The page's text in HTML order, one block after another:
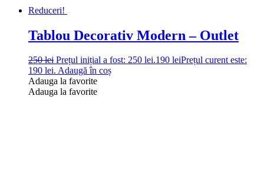
Reduceri!
Tablou Decorativ Modern – Outlet
250lei Prețul inițial a fost: 250 lei.190 leiPrețul curent este:
190 lei. Adaugă în coș
Adauga la favorite
Adauga la favorite